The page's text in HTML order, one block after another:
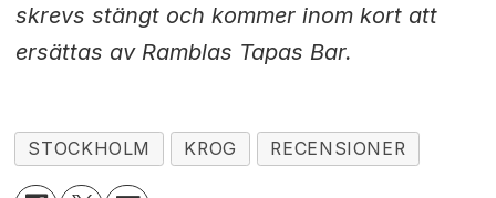
skrevs stängt och kommer inom kort att
ersättas av Ramblas Tapas Bar.
STOCKHOLM KROG RECENSIONER